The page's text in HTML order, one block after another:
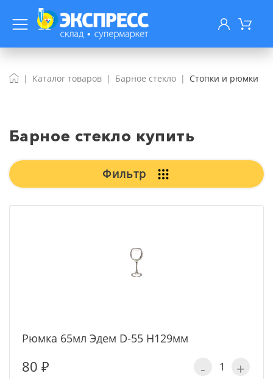
Каталог товаров Барное стекло Стопки и рюмки
Барное стекло купить
Фильтр
Рюмка 65мл Эдем D-55 H129мм
80 ₽ - +